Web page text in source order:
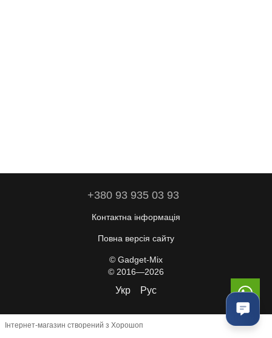
+380 93 935 03 93
Контактна інформація
Повна версія сайту
© Gadget-Mix
© 2016—2026
Укр Рус
Інтернет-магазин створений з Хорошоп